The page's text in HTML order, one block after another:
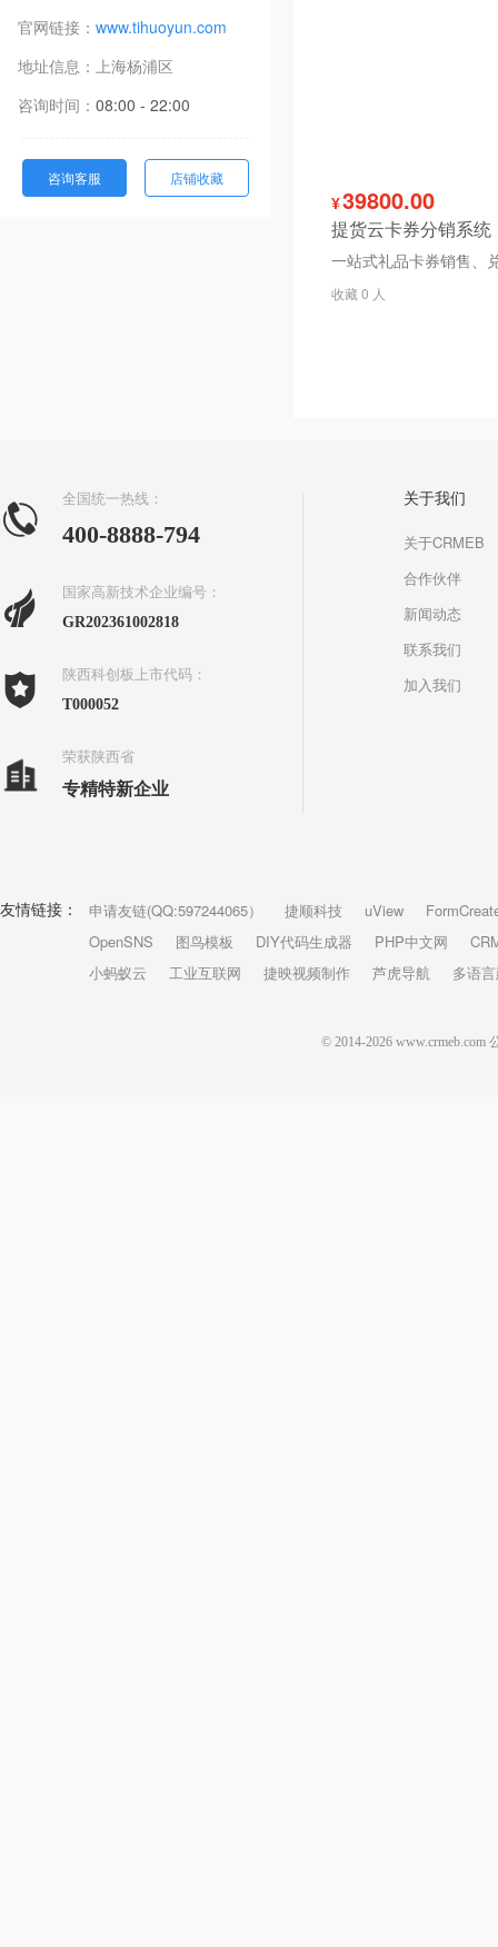
官网链接： www.tihuoyun.com
地址信息： 上海杨浦区
咨询时间： 08:00 - 22:00
咨询客服 店铺收藏
¥39800.00
提货云卡券分销系统
收藏 0 人
全国统一热线：
400-8888-794
国家高新技术企业编号：
GR202361002818
陕西科创板上市代码：
T000052
荣获陕西省
专精特新企业
关于我们
关于CRMEB
合作伙伴
新闻动态
联系我们
加入我们
友情链接： 申请友链(QQ:597244065） 捷顺科技 uView
OpenSNS
图鸟模板 DIY代码生成器 PHP中文网
小蚂蚁云
工业互联网 捷映视频制作 芦虎导航 多语
© 2014-2026